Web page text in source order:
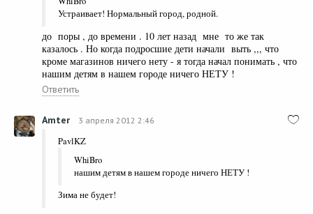
Устраивает! Нормальный город, родной.
до поры , до времени . 10 лет назад мне то же так
казалось . Но когда подросшие дети начали выть ,,, что
кроме магазинов ничего нету - я тогда начал понимать , что
нашим детям в нашем городе ничего НЕТУ !
Ответить
Amter 3 апреля 2012 2:46
PavlKZ
WhiBro
нашим детям в нашем городе ничего НЕТУ !
Зима не будет!